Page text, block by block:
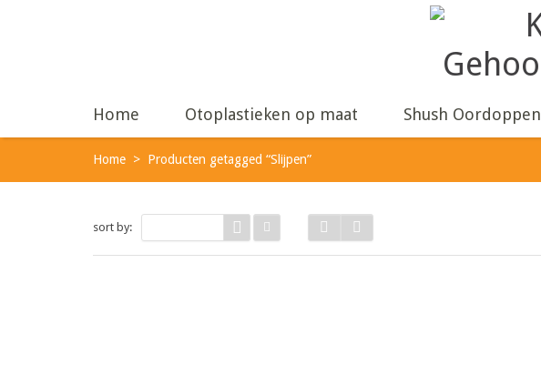
Home Otoplastieken op maat Shush Oordoppen
Home > Producten getagged “Slijpen”
sort by: